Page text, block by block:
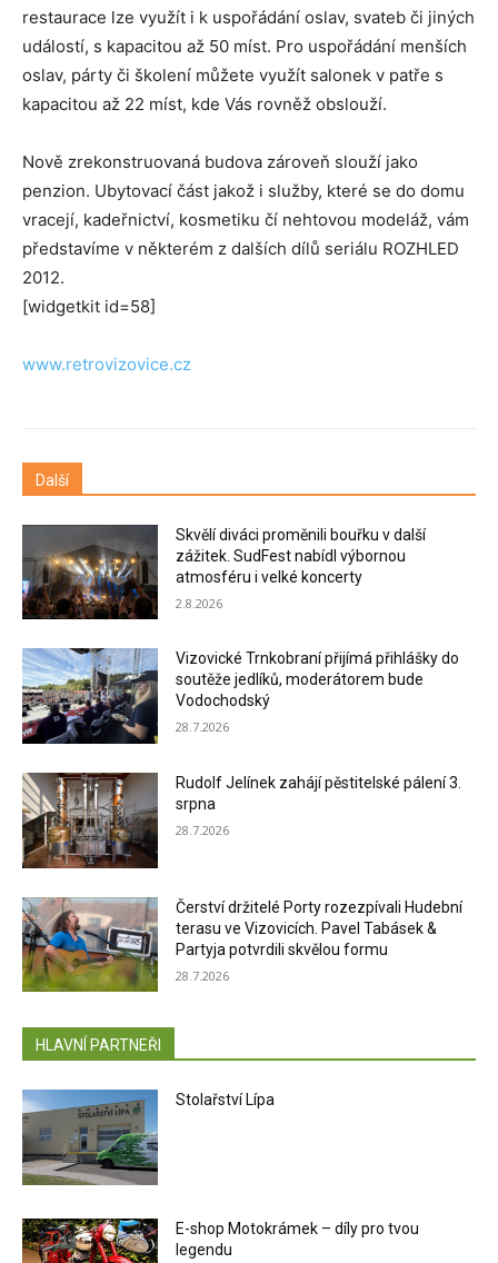
restaurace lze využít i k uspořádání oslav, svateb či jiných
událostí, s kapacitou až 50 míst. Pro uspořádání menších
oslav, párty či školení můžete využít salonek v patře s
kapacitou až 22 míst, kde Vás rovněž obslouží.
Nově zrekonstruovaná budova zároveň slouží jako
penzion. Ubytovací část jakož i služby, které se do domu
vracejí, kadeřnictví, kosmetiku čí nehtovou modeláž, vám
představíme v některém z dalších dílů seriálu ROZHLED
2012.
[widgetkit id=58]
www.retrovizovice.cz
Další
Skvělí diváci proměnili bouřku v další
zážitek. SudFest nabídl výbornou
atmosféru i velké koncerty
2.8.2026
Vizovické Trnkobraní přijímá přihlášky do
soutěže jedlíků, moderátorem bude
Vodochodský
28.7.2026
Rudolf Jelínek zahájí pěstitelské pálení 3.
srpna
28.7.2026
Čerství držitelé Porty rozezpívali Hudební
terasu ve Vizovicích. Pavel Tabásek &
Partyja potvrdili skvělou formu
28.7.2026
HLAVNÍ PARTNEŘI
Stolařství Lípa
E-shop Motokrámek – díly pro tvou
legendu